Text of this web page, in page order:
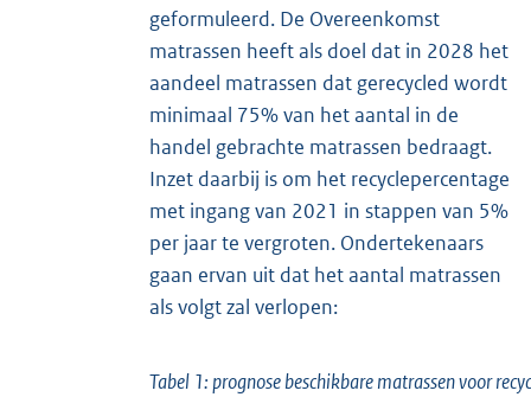
geformuleerd. De Overeenkomst
matrassen heeft als doel dat in 2028 het
aandeel matrassen dat gerecycled wordt
minimaal 75% van het aantal in de
handel gebrachte matrassen bedraagt.
Inzet daarbij is om het recyclepercentage
met ingang van 2021 in stappen van 5%
per jaar te vergroten. Ondertekenaars
gaan ervan uit dat het aantal matrassen
als volgt zal verlopen:
Tabel 1: prognose beschikbare matrassen voor